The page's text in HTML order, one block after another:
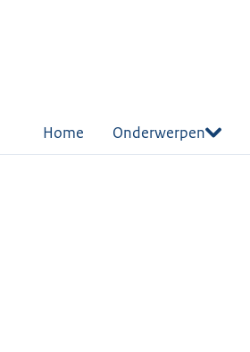
Home Onderwerpen